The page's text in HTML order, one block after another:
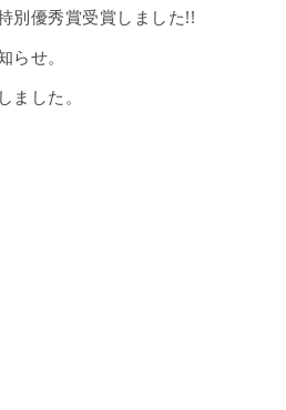
別優秀賞受賞しました!!
らせ。
ました。